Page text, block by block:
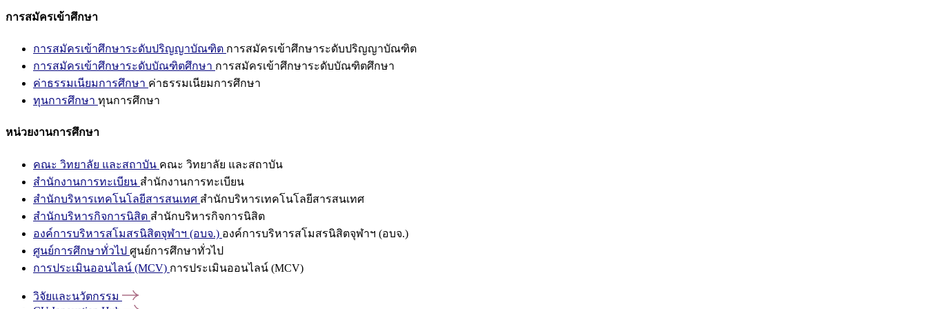
การสมัครเข้าศึกษา
การสมัครเข้าศึกษาระดับปริญญาบัณฑิต การสมัครเข้าศึกษาระดับปริญญาบัณฑิต
การสมัครเข้าศึกษาระดับบัณฑิตศึกษา การสมัครเข้าศึกษาระดับบัณฑิตศึกษา
ค่าธรรมเนียมการศึกษา ค่าธรรมเนียมการศึกษา
ทุนการศึกษา ทุนการศึกษา
หน่วยงานการศึกษา
คณะ วิทยาลัย และสถาบัน คณะ วิทยาลัย และสถาบัน
สำนักงานการทะเบียน สำนักงานการทะเบียน
สำนักบริหารเทคโนโลยีสารสนเทศ สำนักบริหารเทคโนโลยีสารสนเทศ
สำนักบริหารกิจการนิสิต สำนักบริหารกิจการนิสิต
องค์การบริหารสโมสรนิสิตจุฬาฯ (อบจ.) องค์การบริหารสโมสรนิสิตจุฬาฯ (อบจ.)
ศูนย์การศึกษาทั่วไป ศูนย์การศึกษาทั่วไป
การประเมินออนไลน์ (MCV) การประเมินออนไลน์ (MCV)
วิจัยและนวัตกรรม